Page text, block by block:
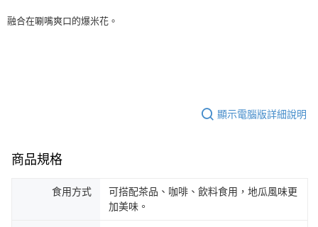
融合在唰嘴爽口的爆米花。
顯示電腦版詳細說明
商品規格
食用方式
可搭配茶品、咖啡、飲料食用，地瓜風味更
加美味。